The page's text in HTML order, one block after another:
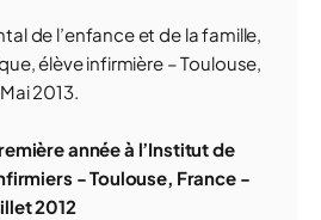
de l’enfance et de la famille,
élève infirmière – Toulouse,
2013.
année à l’Institut de
- Toulouse, France -
2012